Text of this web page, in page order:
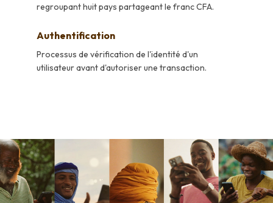
regroupant huit pays partageant le franc CFA.
Authentification
Processus de vérification de l'identité d'un
utilisateur avant d'autoriser une transaction.